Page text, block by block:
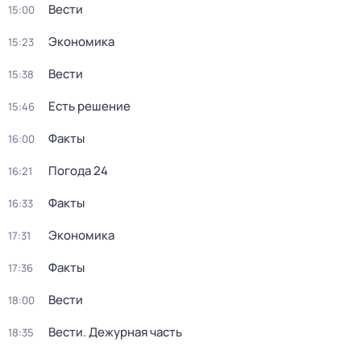
15:00 Вести
15:23 Экономика
15:38 Вести
15:46 Есть решение
16:00 Факты
16:21 Погода 24
16:33 Факты
17:31 Экономика
17:36 Факты
18:00 Вести
18:35 Вести. Дежурная часть